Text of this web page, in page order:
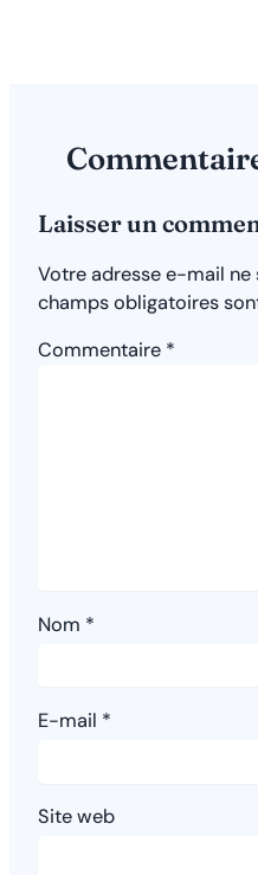
Laisser un
Votre adresse e-mail ne
champs obligatoires
Commentaire *
Nom *
E-mail *
Site web